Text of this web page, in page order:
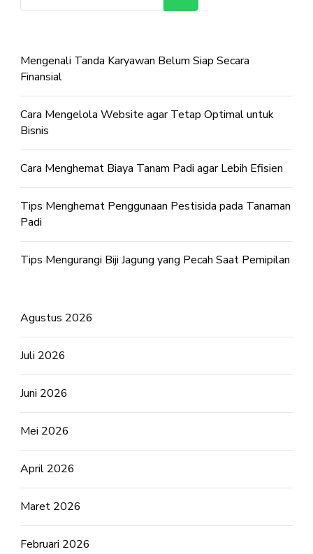
Mengenali Tanda Karyawan Belum Siap Secara
Finansial
Cara Mengelola Website agar Tetap Optimal untuk
Bisnis
Cara Menghemat Biaya Tanam Padi agar Lebih Efisien
Tips Menghemat Penggunaan Pestisida pada Tanaman
Padi
Tips Mengurangi Biji Jagung yang Pecah Saat Pemipilan
Agustus 2026
Juli 2026
Juni 2026
Mei 2026
April 2026
Maret 2026
Februari 2026